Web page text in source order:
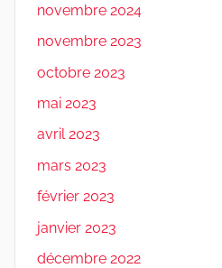
novembre 2024
novembre 2023
octobre 2023
mai 2023
avril 2023
mars 2023
février 2023
janvier 2023
décembre 2022